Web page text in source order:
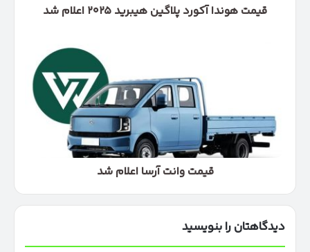
قیمت هوندا آکورد پلاگین هیبرید ۲۰۲۵ اعلام شد
قیمت وانت آرسا اعلام شد
دیدگاهتان را بنویسید